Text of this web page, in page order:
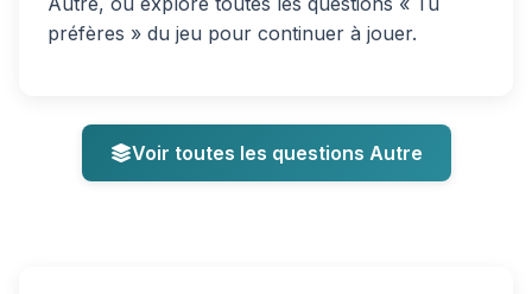
préfères » du jeu pour continuer à jouer.
Voir toutes les questions Autre